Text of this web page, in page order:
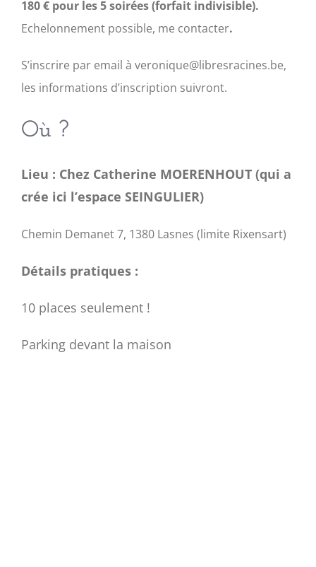
180 € pour les 5 soirées (forfait indivisible).
Echelonnement possible, me contacter.
S’inscrire par email à veronique@libresracines.be,
les informations d’inscription suivront.
Où ?
Lieu : Chez Catherine MOERENHOUT (qui a
crée ici l’espace SEINGULIER)
Chemin Demanet 7, 1380 Lasnes (limite Rixensart)
Détails pratiques :
10 places seulement !
Parking devant la maison